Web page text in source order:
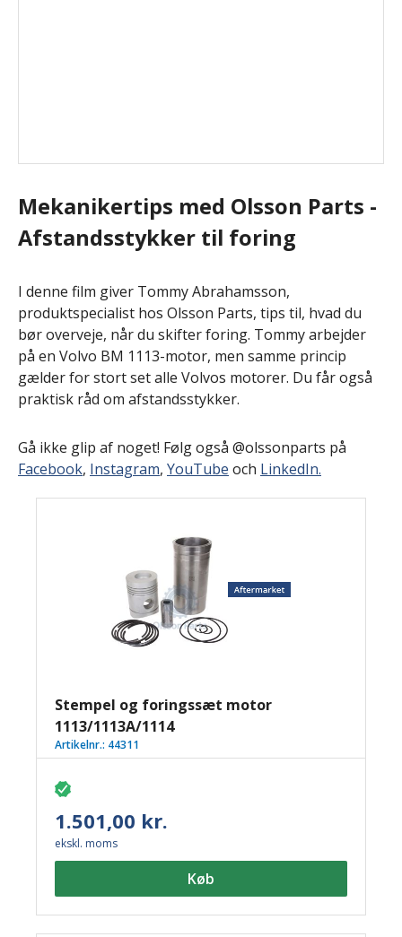
Mekanikertips med Olsson Parts -
Afstandsstykker til foring
I denne film giver Tommy Abrahamsson,
produktspecialist hos Olsson Parts, tips til, hvad du
bør overveje, når du skifter foring. Tommy arbejder
på en Volvo BM 1113-motor, men samme princip
gælder for stort set alle Volvos motorer. Du får også
praktisk råd om afstandsstykker.
Gå ikke glip af noget! Følg også @olssonparts på
Facebook, Instagram, YouTube och LinkedIn.
Stempel og foringssæt motor
1113/1113A/1114
Artikelnr.: 44311
1.501,00 kr.
ekskl. moms
Køb